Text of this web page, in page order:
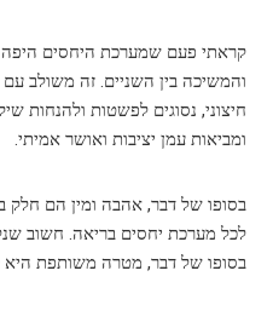
קראתי פעם שמערכת היחסים היפה
והמשיכה בין השניים. זה משולב
חיצוני, נסוגים לפשטות ולהנחות
ומביאות עמן יציבות ואושר אמיתי.
בסופו של דבר, אהבה ומין הם חלק
לכל מערכת יחסים בריאה. חשוב
בסופו של דבר, מטרה משותפת היא